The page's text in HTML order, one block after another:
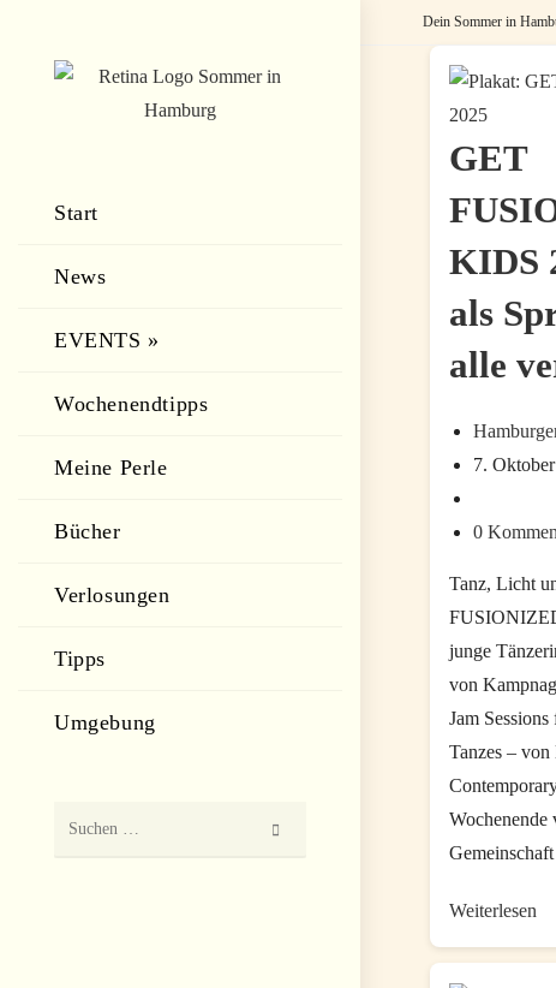
Dein Sommer in
Start
News
EVENTS »
Wochenendtipps
Meine Perle
Bücher
Verlosungen
Tipps
Umgebung
GET
KIDS
als
alle
Beitrags-
Autor:
Beitrag
geändert
7.
Kategorie:
Beitrags-
0
Tanz, Licht
junge
von
Jam
Tanzes –
Weiterlesen